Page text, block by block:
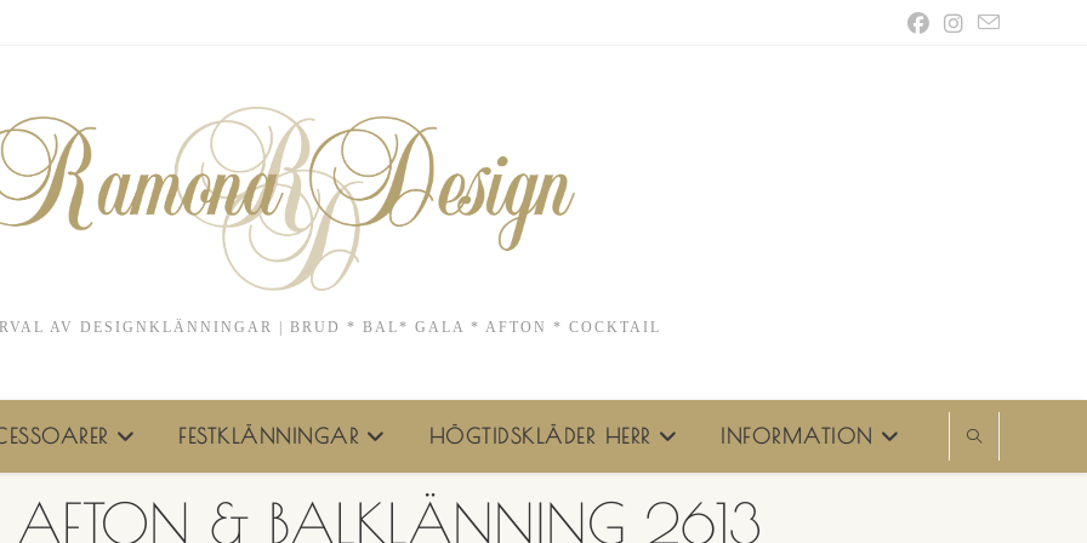
AV DESIGNKLÄNNINGAR | BRUD * BAL* GALA * AFTON * COCKTAIL
FESTKLÄNNINGAR HÖGTIDSKLÄDER HERR INFORMATION
AFTON & BALKLÄNNING 2613